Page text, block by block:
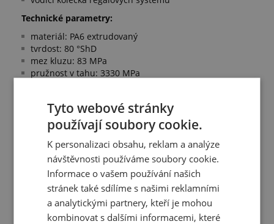
Technické parametry:
materiál: PA6 extrudovaný
tvrdost: 80 °ShD
mez kluzu: 83 MPa
pružnost v tahu: 3330 MPa
pracovní teplota: -40 °C/+100 °C, teplota tání: +220 °C
Splňuje normy:
mez kluzu a pružnost v tahu dle DIN EN ISO 527
nasákavost dle ISO 62
Přehled vlastností
Tyto webové stránky
používají soubory cookie.
K personalizaci obsahu, reklam a analýze
návštěvnosti používáme soubory cookie.
Informace o vašem používání našich
stránek také sdílíme s našimi reklamními
a analytickými partnery, kteří je mohou
kombinovat s dalšími informacemi, které